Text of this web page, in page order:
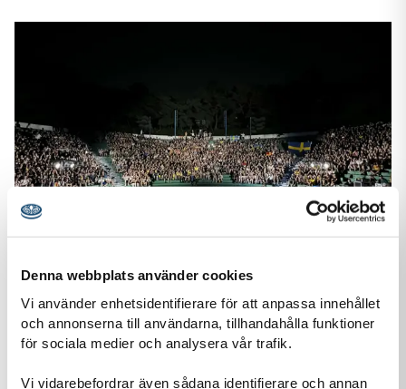
Denna webbplats använder cookies
Vi använder enhetsidentifierare för att anpassa innehållet
och annonserna till användarna, tillhandahålla funktioner
för sociala medier och analysera vår trafik.
Vi vidarebefordrar även sådana identifierare och annan
2023
WSJ23
Nu är alla i Sverige igen!
Under en månads tid har vår svenska kontingent varit på